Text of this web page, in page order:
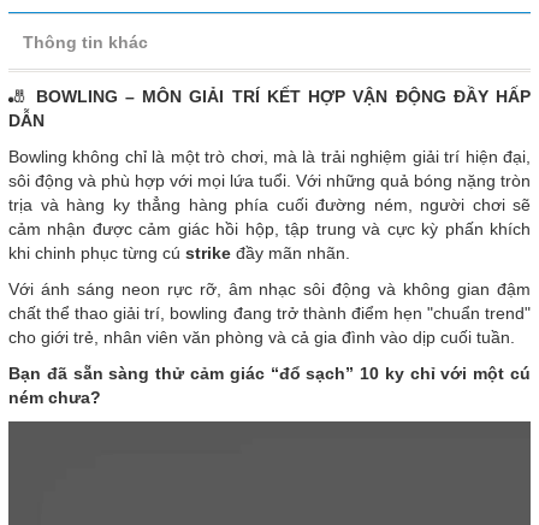
Thông tin khác
🎳 BOWLING – MÔN GIẢI TRÍ KẾT HỢP VẬN ĐỘNG ĐẦY HẤP
DẪN
Bowling không chỉ là một trò chơi, mà là trải nghiệm giải trí hiện đại,
sôi động và phù hợp với mọi lứa tuổi. Với những quả bóng nặng tròn
trịa và hàng ky thẳng hàng phía cuối đường ném, người chơi sẽ
cảm nhận được cảm giác hồi hộp, tập trung và cực kỳ phấn khích
khi chinh phục từng cú strike đầy mãn nhãn.
Với ánh sáng neon rực rỡ, âm nhạc sôi động và không gian đậm
chất thể thao giải trí, bowling đang trở thành điểm hẹn "chuẩn trend"
cho giới trẻ, nhân viên văn phòng và cả gia đình vào dịp cuối tuần.
Bạn đã sẵn sàng thử cảm giác “đổ sạch” 10 ky chỉ với một cú
ném chưa?